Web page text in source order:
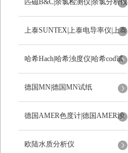
匹磁B&C|余氯检测仪|余氯分析仪
上泰SUNTEX|上泰电导率仪|上泰
ph计
哈希Hach|哈希浊度仪|哈希cod试
剂
德国MN|德国MN试纸
德国AMER色度计|德国AMER浊
度计
欧陆水质分析仪